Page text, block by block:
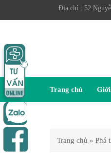
Địa chỉ : 52 Nguyễn Trãi,
Trang chủ
Trang chủ » Phá